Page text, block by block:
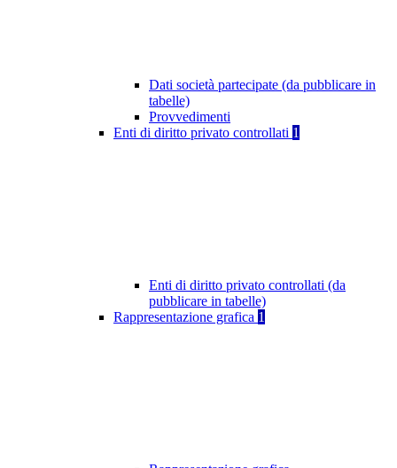
Dati società partecipate (da pubblicare in
tabelle)
Provvedimenti
Enti di diritto privato controllati 1
Enti di diritto privato controllati (da
pubblicare in tabelle)
Rappresentazione grafica 1